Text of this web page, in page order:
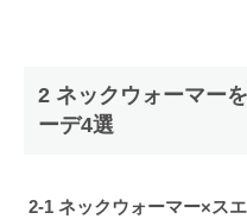
2 ネックウォーマー
ーデ4選
2-1 ネックウォーマー×ス